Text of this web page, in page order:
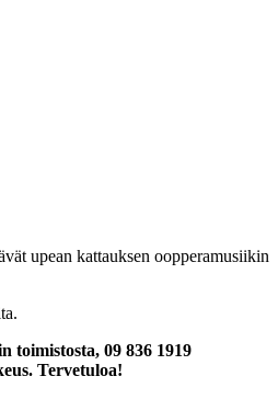
upean kattauksen oopperamusiikin
toimistosta, 09 836 1919
Tervetuloa!